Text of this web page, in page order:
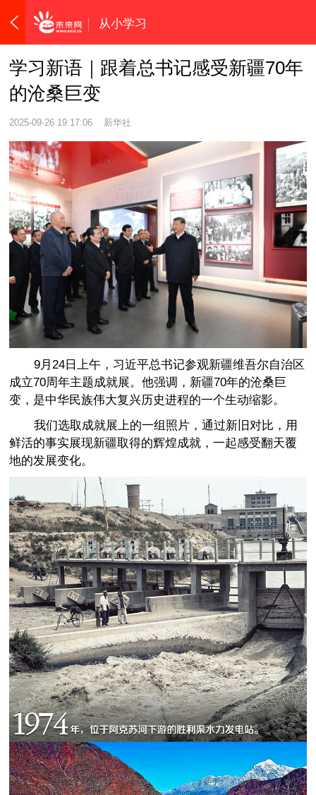
从小学习
学习新语｜跟着总书记感受新疆70年
的沧桑巨变
2025-09-26 19:17:06 新华社
9月24日上午， 习近平总书记参观新疆维吾尔自治区
成立70周年主题成就展。他强调，新疆70年的沧桑巨
变，是中华民族伟大复兴历史进程的一个生动缩影。
我们选取成就展上的一组照片，通过新旧对比，用
鲜活的事实展现新疆取得的辉煌成就，一起感受翻天覆
地的发展变化。